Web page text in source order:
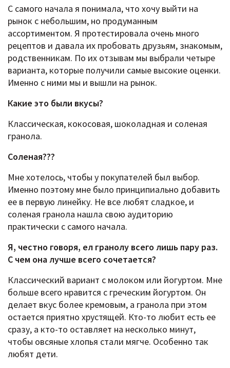
С самого начала я понимала, что хочу выйти на
рынок с небольшим, но продуманным
ассортиментом. Я протестировала очень много
рецептов и давала их пробовать друзьям, знакомым,
родственникам. По их отзывам мы выбрали четыре
варианта, которые получили самые высокие оценки.
Именно с ними мы и вышли на рынок.
Какие это были вкусы?
Классическая, кокосовая, шоколадная и соленая
гранола.
Соленая???
Мне хотелось, чтобы у покупателей был выбор.
Именно поэтому мне было принципиально добавить
ее в первую линейку. Не все любят сладкое, и
соленая гранола нашла свою аудиторию
практически с самого начала.
Я, честно говоря, ел гранолу всего лишь пару раз.
С чем она лучше всего сочетается?
Классический вариант с молоком или йогуртом. Мне
больше всего нравится с греческим йогуртом. Он
делает вкус более кремовым, а гранола при этом
остается приятно хрустящей. Кто-то любит есть ее
сразу, а кто-то оставляет на несколько минут,
чтобы овсяные хлопья стали мягче. Особенно так
любят дети.